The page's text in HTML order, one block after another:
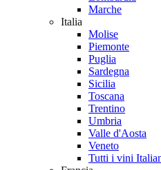
Marche
Italia
Molise
Piemonte
Puglia
Sardegna
Sicilia
Toscana
Trentino
Umbria
Valle d'Aosta
Veneto
Tutti i vini